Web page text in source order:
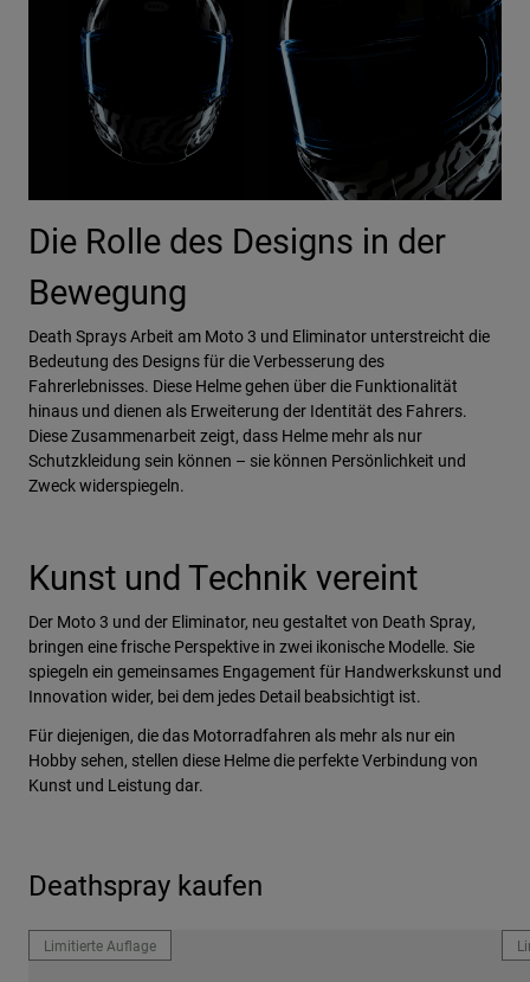
Die Rolle des Designs in der
Bewegung
Death Sprays Arbeit am Moto 3 und Eliminator unterstreicht die
Bedeutung des Designs für die Verbesserung des
Fahrerlebnisses. Diese Helme gehen über die Funktionalität
hinaus und dienen als Erweiterung der Identität des Fahrers.
Diese Zusammenarbeit zeigt, dass Helme mehr als nur
Schutzkleidung sein können – sie können Persönlichkeit und
Zweck widerspiegeln.
Kunst und Technik vereint
Der Moto 3 und der Eliminator, neu gestaltet von Death Spray,
bringen eine frische Perspektive in zwei ikonische Modelle. Sie
spiegeln ein gemeinsames Engagement für Handwerkskunst und
Innovation wider, bei dem jedes Detail beabsichtigt ist.
Für diejenigen, die das Motorradfahren als mehr als nur ein
Hobby sehen, stellen diese Helme die perfekte Verbindung von
Kunst und Leistung dar.
Deathspray kaufen
Limitierte Auflage